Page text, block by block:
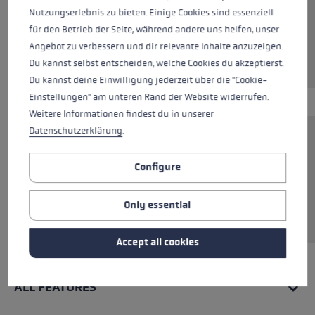
Colours beige
comfort with style. Perfect for relaxed days
and cool nights. The high-quality material
and hood with drawstring create a casual look.
ALL FEATURES
Nutzungserlebnis zu bieten. Einige Cookies sind essenziell
für den Betrieb der Seite, während andere uns helfen, unser
Angebot zu verbessern und dir relevante Inhalte anzuzeigen.
Du kannst selbst entscheiden, welche Cookies du akzeptierst.
Du kannst deine Einwilligung jederzeit über die "Cookie-
Einstellungen" am unteren Rand der Website widerrufen.
Weitere Informationen findest du in unserer
Datenschutzerklärung.
Configure
Only essential
Accept all cookies